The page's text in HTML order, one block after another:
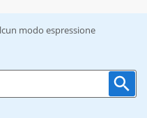
modo espressione